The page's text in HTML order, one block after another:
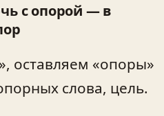
с опорой — в
оставляем «опоры»
слова, цель.